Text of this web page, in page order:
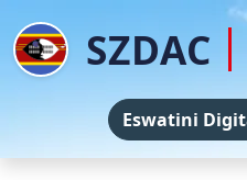
SZDAC
Eswatini